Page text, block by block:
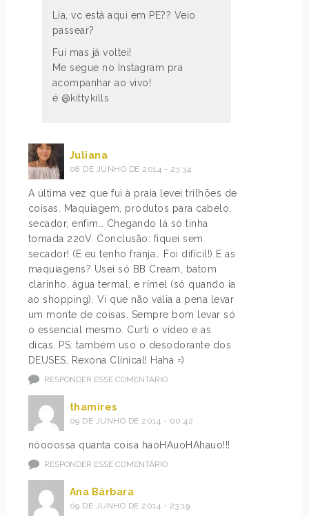
Lia, vc está aqui em PE?? Veio
passear?
Fui mas já voltei!
Me segue no Instagram pra
acompanhar ao vivo!
é @kittykills
Juliana
08 DE JUNHO DE 2014 - 23:34
A última vez que fui à praia levei trilhões de
coisas. Maquiagem, produtos para cabelo,
secador, enfim… Chegando lá só tinha
tomada 220V. Conclusão: fiquei sem
secador! (E eu tenho franja… Foi difícil!) E as
maquiagens? Usei só BB Cream, batom
clarinho, água termal, e rímel (só quando ia
ao shopping). Vi que não valia a pena levar
um monte de coisas. Sempre bom levar só
o essencial mesmo. Curti o vídeo e as
dicas. PS: também uso o desodorante dos
DEUSES, Rexona Clinical! Haha =)
RESPONDER ESSE COMENTÁRIO
thamires
09 DE JUNHO DE 2014 - 00:42
nóooossa quanta coisa haoHAuoHAhauo!!!
RESPONDER ESSE COMENTÁRIO
Ana Bárbara
09 DE JUNHO DE 2014 - 23:19